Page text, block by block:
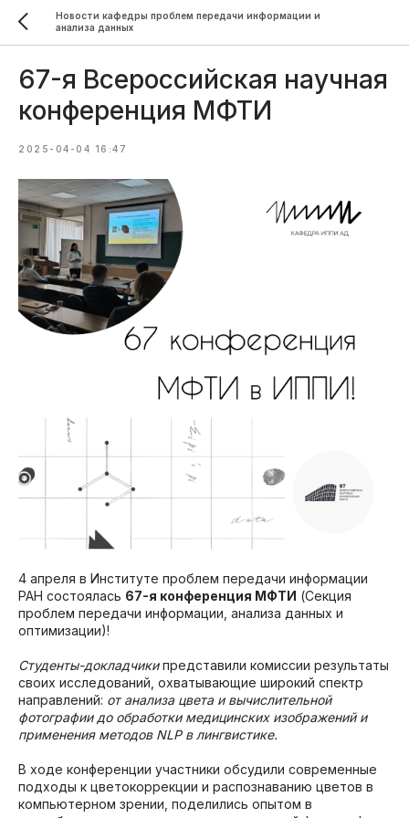
Новости кафедры проблем передачи информации и
анализа данных
67-я Всероссийская научная
конференция МФТИ
2025-04-04 16:47
4 апреля в Институте проблем передачи информации
РАН состоялась 67-я конференция МФТИ (Секция
проблем передачи информации, анализа данных и
оптимизации)!
Студенты-докладчикипредставили комиссии результаты
своих исследований, охватывающие широкий спектр
направлений: от анализа цвета и вычислительной
фотографии до обработки медицинских изображений и
применения методов NLP в лингвистике.
В ходе конференции участники обсудили современные
подходы к цветокоррекции и распознаванию цветов в
компьютерном зрении, поделились опытом в